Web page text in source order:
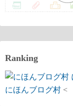
Ranking
にほんブログ村 <